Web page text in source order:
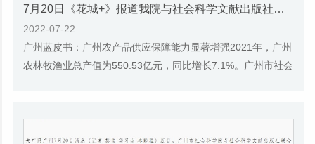
7月20日《花城+》报道我院与社会科学文献出版社联合发布《广州蓝皮书：广州城乡融合发展报告(2022)》的媒体文章
2022-07-22
广州蓝皮书：广州农产品供应保障能力显著增强2021年，广州
农林牧渔业总产值为550.53亿元，同比增长7.1%。广州市社会